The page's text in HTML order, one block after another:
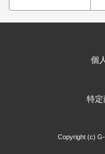
個
特定
Copyright (c)